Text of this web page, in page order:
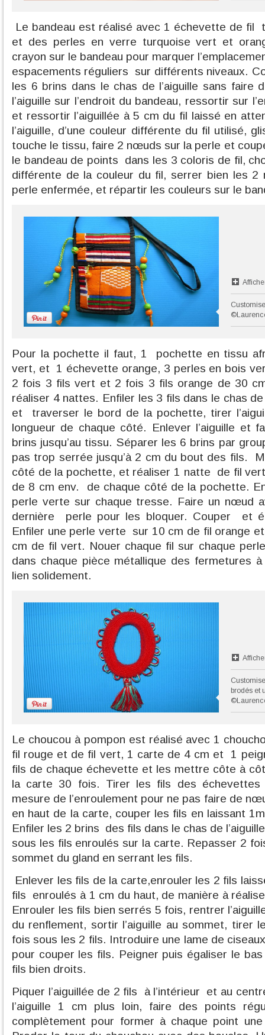
Le bandeau est réalisé avec 1 échevette de fil
et des perles en verre turquoise vert et
crayon sur le bandeau pour marquer
espacements réguliers sur différents niveaux.
les 6 brins dans le chas de l’aiguille sans faire
l’aiguille sur l’endroit du bandeau, ressortir sur
et ressortir l’aiguillée à 5 cm du fil laissé en
l’aiguille, d’une couleur différente du fil utilisé,
touche le tissu, faire 2 nœuds sur la perle et
le bandeau de points
dans les 3 coloris de fil,
différente de la couleur du fil, serrer bien les 2
perle enfermée, et répartir les couleurs sur le
Pour la pochette il faut, 1
pochette en tissu
vert, et
1 échevette orange, 3 perles en bois
2 fois 3 fils vert et 2 fois 3 fils orange de 30
réaliser 4 nattes. Enfiler les 3 fils dans le chas
et
traverser le bord de la pochette, tirer
longueur de chaque côté. Enlever l’aiguille et
brins jusqu’au tissu. Séparer les 6 brins par
pas trop serrée jusqu’à 2 cm du bout des fils.
côté de la pochette, et réaliser 1 natte
de fil
de 8 cm env.
de chaque côté de la pochette.
perle verte sur chaque tresse. Faire un nœud
dernière
perle pour les bloquer. Couper
et
Enfiler une perle verte sur 10 cm de fil orange
cm de fil vert. Nouer chaque fil sur chaque
dans chaque pièce métallique des fermetures
lien solidement.
brodés et
Le choucou à pompon est réalisé avec 1
fil rouge et de fil vert, 1 carte de 4 cm et 1
fils de chaque échevette et les mettre côte à
la carte 30 fois. Tirer les fils des
mesure de l’enroulement pour ne pas faire de
en haut de la carte, couper les fils en laissant
Enfiler les 2 brins des fils dans le chas de
sous les fils enroulés sur la carte. Repasser 2
sommet du gland en serrant les fils.
Enlever les fils de la carte,enrouler les 2 fils
fils
enroulés à 1 cm du haut, de manière à
Enrouler les fils bien serrés 5 fois, rentrer
du renflement, sortir l’aiguille au sommet, tirer
fois sous les 2 fils. Introduire une lame de
pour couper les fils. Peigner puis égaliser le
fils bien droits.
Piquer l’aiguillée de 2 fils
à l’intérieur
et au
l’aiguille 1 cm plus loin, faire des points
complètement pour former à chaque point